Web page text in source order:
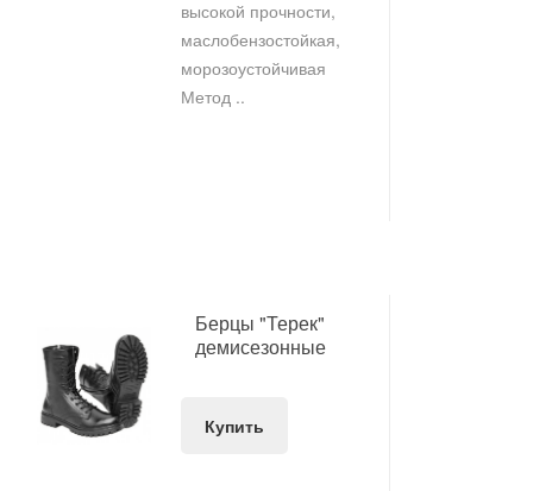
высокой прочности,
маслобензостойкая,
морозоустойчивая
Метод ..
Берцы "Терек"
демисезонные
Купить